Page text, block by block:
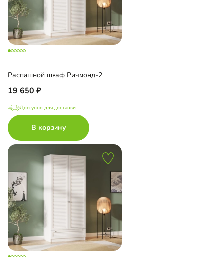
Распашной шкаф Ричмонд-2
19 650
Доступно для доставки
В корзину